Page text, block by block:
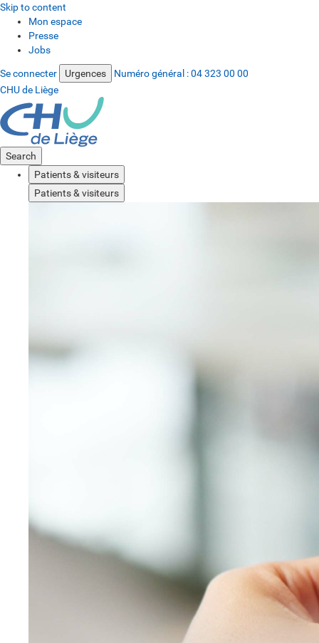
Skip to content
Mon espace
Presse
Jobs
Se connecter Urgences Numéro général :04 323 00 00
CHU de Liège
Search
Patients & visiteurs
Patients & visiteurs